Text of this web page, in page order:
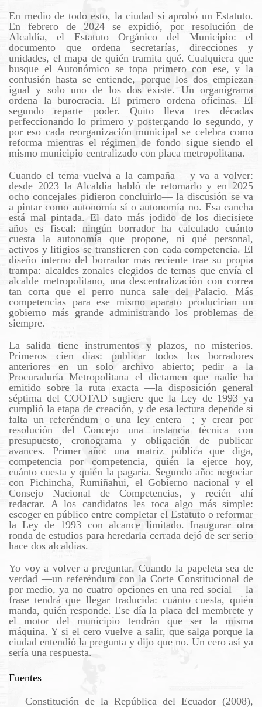
En medio de todo esto, la ciudad sí aprobó un Estatuto.
En febrero de 2024 se expidió, por resolución de
Alcaldía, el Estatuto Orgánico del Municipio: el
documento que ordena secretarías, direcciones y
unidades, el mapa de quién tramita qué. Cualquiera que
busque el Autonómico se topa primero con ese, y la
confusión hasta se entiende, porque los dos empiezan
igual y solo uno de los dos existe. Un organigrama
ordena la burocracia. El primero ordena oficinas. El
segundo reparte poder. Quito lleva tres décadas
perfeccionando lo primero y postergando lo segundo, y
por eso cada reorganización municipal se celebra como
reforma mientras el régimen de fondo sigue siendo el
mismo municipio centralizado con placa metropolitana.
Cuando el tema vuelva a la campaña —y va a volver:
desde 2023 la Alcaldía habló de retomarlo y en 2025
ocho concejales pidieron concluirlo— la discusión se va
a pintar como autonomía sí o autonomía no. Esa cancha
está mal pintada. El dato más jodido de los diecisiete
años es fiscal: ningún borrador ha calculado cuánto
cuesta la autonomía que propone, ni qué personal,
activos y litigios se transfieren con cada competencia. El
diseño interno del borrador más reciente trae su propia
trampa: alcaldes zonales elegidos de ternas que envía el
alcalde metropolitano, una descentralización con correa
tan corta que el perro nunca sale del Palacio. Más
competencias para ese mismo aparato producirían un
gobierno más grande administrando los problemas de
siempre.
La salida tiene instrumentos y plazos, no misterios.
Primeros cien días: publicar todos los borradores
anteriores en un solo archivo abierto; pedir a la
Procuraduría Metropolitana el dictamen que nadie ha
emitido sobre la ruta exacta —la disposición general
séptima del COOTAD sugiere que la Ley de 1993 ya
cumplió la etapa de creación, y de esa lectura depende si
falta un referéndum o una ley entera—; y crear por
resolución del Concejo una instancia técnica con
presupuesto, cronograma y obligación de publicar
avances. Primer año: una matriz pública que diga,
competencia por competencia, quién la ejerce hoy,
cuánto cuesta y quién la pagaría. Segundo año: negociar
con Pichincha, Rumiñahui, el Gobierno nacional y el
Consejo Nacional de Competencias, y recién ahí
redactar. A los candidatos les toca algo más simple:
escoger en público entre completar el Estatuto o reformar
la Ley de 1993 con alcance limitado. Inaugurar otra
ronda de estudios para heredarla cerrada dejó de ser serio
hace dos alcaldías.
Yo voy a volver a preguntar. Cuando la papeleta sea de
verdad —un referéndum con la Corte Constitucional de
por medio, ya no cuatro opciones en una red social— la
frase tendrá que llegar traducida: cuánto cuesta, quién
manda, quién responde. Ese día la placa del membrete y
el motor del municipio tendrán que ser la misma
máquina. Y si el cero vuelve a salir, que salga porque la
ciudad entendió la pregunta y dijo que no. Un cero así ya
sería una respuesta.
Fuentes
— Constitución de la República del Ecuador (2008),